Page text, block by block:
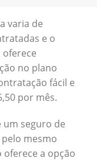
varia de
e o
oferece
no plano
fácil e
por mês.
um seguro de
mesmo
oferece a opção